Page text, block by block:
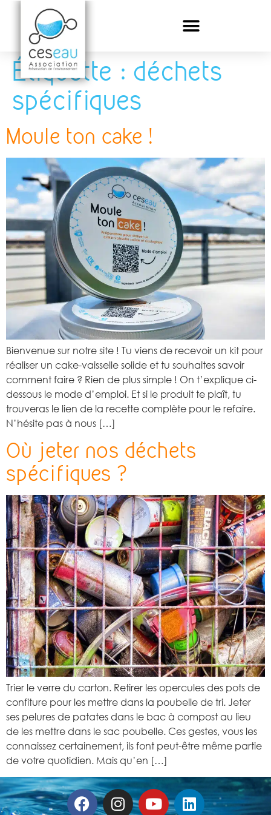
Étiquette : déchets
spécifiques
Moule ton cake !
Bienvenue sur notre site ! Tu viens de recevoir un kit pour
réaliser un cake-vaisselle solide et tu souhaites savoir
comment faire ? Rien de plus simple ! On t’explique ci-
dessous le mode d’emploi. Et si le produit te plaît, tu
trouveras le lien de la recette complète pour le refaire.
N’hésite pas à nous […]
Où jeter nos déchets
spécifiques ?
Trier le verre du carton. Retirer les opercules des pots de
confiture pour les mettre dans la poubelle de tri. Jeter
ses pelures de patates dans le bac à compost au lieu
de les mettre dans le sac poubelle. Ces gestes, vous les
connaissez certainement, ils font peut-être même partie
de votre quotidien. Mais qu’en […]